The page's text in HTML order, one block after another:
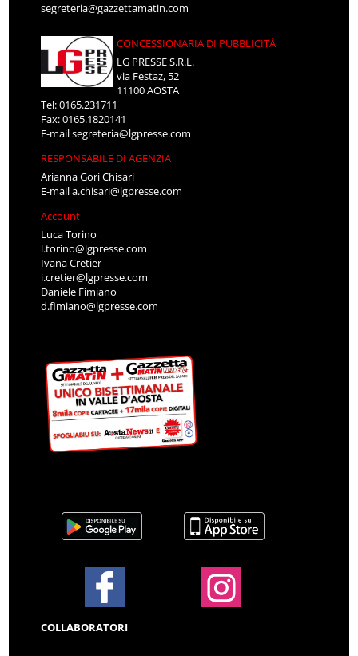
segreteria@gazzettamatin.com
CONCESSIONARIA DI PUBBLICITÀ
LG PRESSE S.R.L.
via Festaz, 52
11100 AOSTA
Tel: 0165.231711
Fax: 0165.1820141
E-mailsegreteria@lgpresse.com
RESPONSABILE DI AGENZIA
Arianna Gori Chisari
E-maila.chisari@lgpresse.com
Account
Luca Torino
l.torino@lgpresse.com
Ivana Cretier
i.cretier@lgpresse.com
Daniele Fimiano
d.fimiano@lgpresse.com
COLLABORATORI